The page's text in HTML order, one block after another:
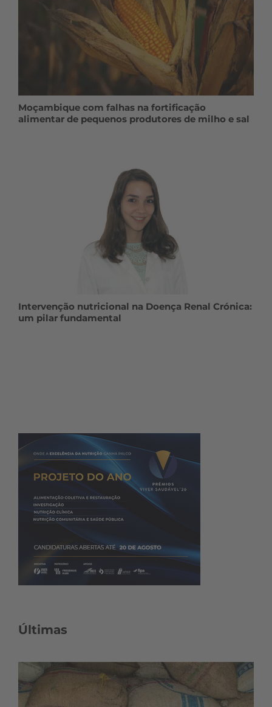
Moçambique com falhas na fortificação
alimentar de pequenos produtores de milho e sal
Intervenção nutricional na Doença Renal Crónica:
um pilar fundamental
Últimas